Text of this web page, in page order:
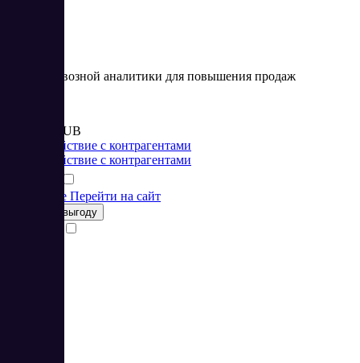
Сервис сквозной аналитики для повышения продаж
от 9 700 RUB
Взаимодействие с контрагентами
Взаимодействие с контрагентами
Подробнее Перейти на сайт
Получить выгоду